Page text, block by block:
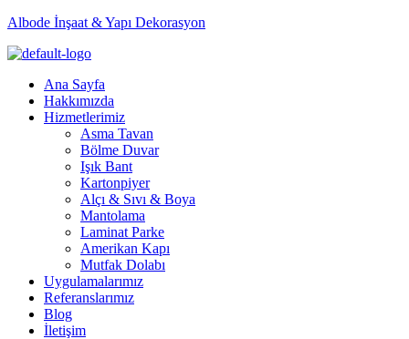
Albode İnşaat & Yapı Dekorasyon
Ana Sayfa
Hakkımızda
Hizmetlerimiz
Asma Tavan
Bölme Duvar
Işık Bant
Kartonpiyer
Alçı & Sıvı & Boya
Mantolama
Laminat Parke
Amerikan Kapı
Mutfak Dolabı
Uygulamalarımız
Referanslarımız
Blog
İletişim